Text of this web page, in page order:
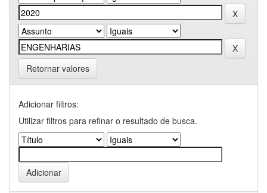
Retornar valores
Adicionar filtros:
Utilizar filtros para refinar o resultado de busca.